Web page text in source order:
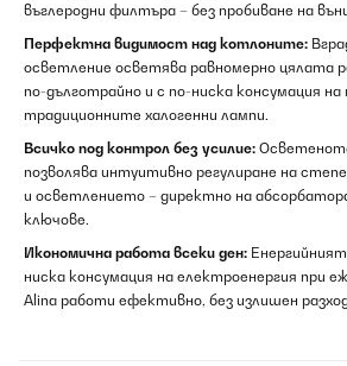
въглеродни филтъра – без пробиване на
Перфектна видимост над котлоните:
осветление осветява равномерно цялата
по-дълготрайно и с по-ниска консумация на
традиционните халогенни лампи.
Всичко под контрол без усилие:
позволява интуитивно регулиране на
и осветлението – директно на
ключове.
Икономична работа всеки ден:
ниска консумация на електроенергия при
Alina работи ефективно, без излишен